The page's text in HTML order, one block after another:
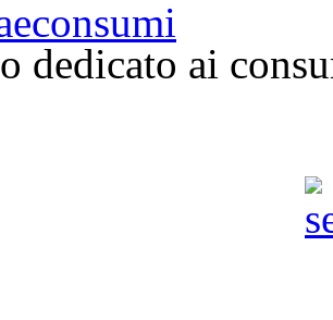
dedicato ai